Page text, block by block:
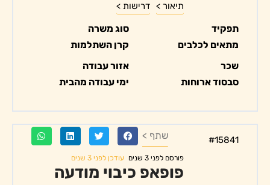
תיאור > דרישות >
תפקיד
מתאים לכלבים
סוג משרה
קרן השתלמות
שכר
סבסוד ארוחות
אזור עבודה
ימי עבודה מהבית
#15841 שתף >
פורסם לפני 3 שנים עודכן לפני 3 שנים
פופאפ כיבוי מודעה